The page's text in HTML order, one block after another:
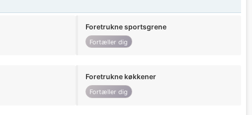
Foretrukne sportsgrene
Fortæller dig
Foretrukne køkkener
Fortæller dig